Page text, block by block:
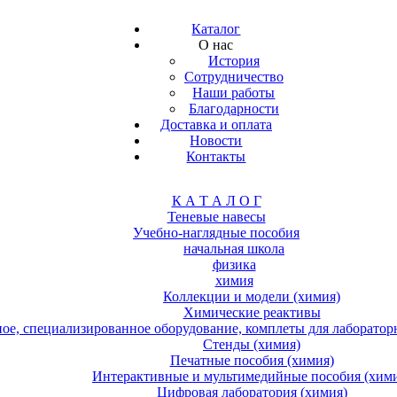
Каталог
О нас
История
Сотрудничество
Наши работы
Благодарности
Доставка и оплата
Новости
Контакты
К А Т А Л О Г
Теневые навесы
Учебно-наглядные пособия
начальная школа
физика
химия
Коллекции и модели (химия)
Химические реактивы
специализированное оборудование, комплеты для
Стенды (химия)
Печатные пособия (химия)
Интерактивные и мультимедийные пособия
Цифровая лаборатория (химия)